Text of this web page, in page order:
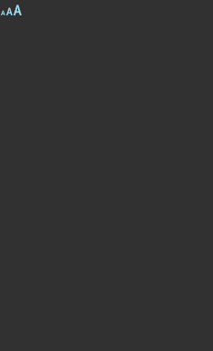
ADecrease font size.
AReset font size.
AIncrease font size.